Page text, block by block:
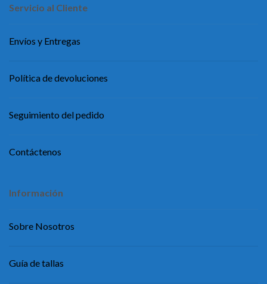
Servicio al Cliente
Envíos y Entregas
Política de devoluciones
Seguimiento del pedido
Contáctenos
Información
Sobre Nosotros
Guía de tallas